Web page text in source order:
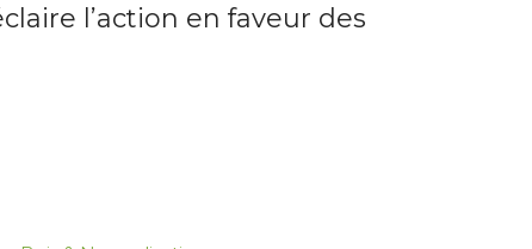
l’action en faveur des